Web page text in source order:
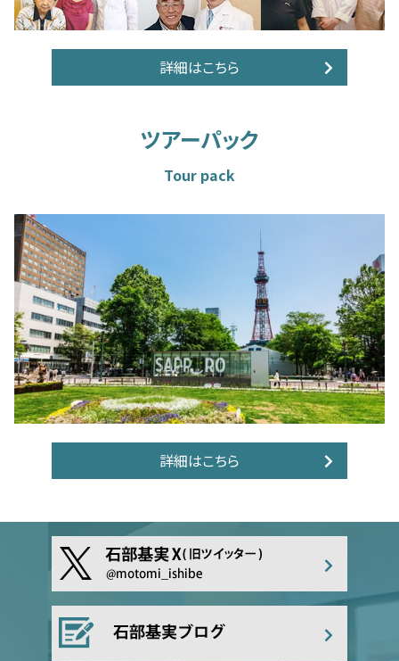
詳細はこちら
ツアーパック
Tour pack
詳細はこちら